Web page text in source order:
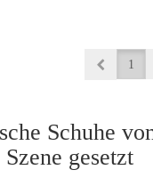
1
Schuhe
gesetzt